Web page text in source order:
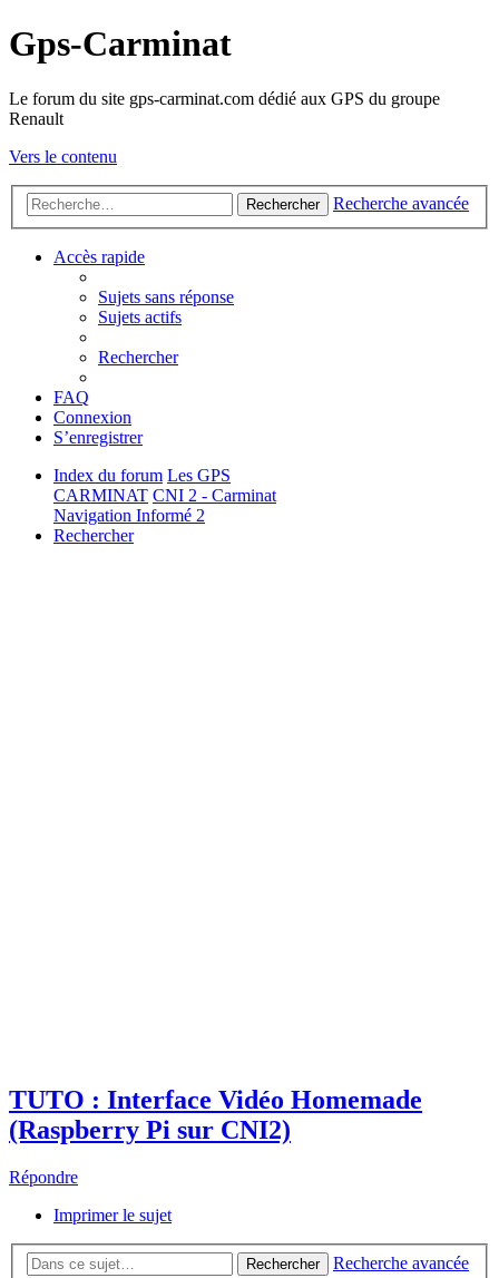
Gps-Carminat
Le forum du site gps-carminat.com dédié aux GPS du groupe
Renault
Vers le contenu
Rechercher Recherche avancée
Accès rapide
Sujets sans réponse
Sujets actifs
Rechercher
FAQ
Connexion
S’enregistrer
Index du forum Les GPS
CARMINAT CNI 2 - Carminat
Navigation Informé 2
Rechercher
TUTO : Interface Vidéo Homemade
(Raspberry Pi sur CNI2)
Répondre
Imprimer le sujet
Rechercher
Recherche avancée